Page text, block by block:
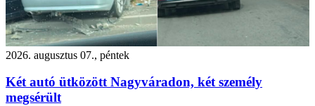
2026. augusztus 07., péntek
Két autó ütközött Nagyváradon, két személy
megsérült